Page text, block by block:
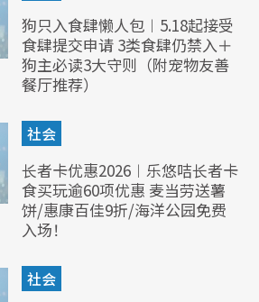
狗只入食肆懒人包︱5.18起接受
食肆提交申请 3类食肆仍禁入＋
狗主必读3大守则（附宠物友善
餐厅推荐）
社会
长者卡优惠2026︱乐悠咭长者卡
食买玩逾60项优惠 麦当劳送薯
饼/惠康百佳9折/海洋公园免费
入场！
社会